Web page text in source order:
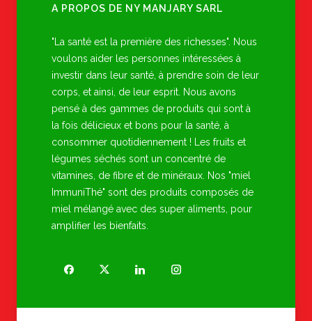
A PROPOS DE NY MANJARY SARL
"La santé est la première des richesses". Nous
voulons aider les personnes intéressées à
investir dans leur santé, à prendre soin de leur
corps, et ainsi, de leur esprit. Nous avons
pensé à des gammes de produits qui sont à
la fois délicieux et bons pour la santé, à
consommer quotidiennement ! Les fruits et
légumes séchés sont un concentré de
vitamines, de fibre et de minéraux. Nos "miel
ImmuniThé" sont des produits composés de
miel mélangé avec des super aliments, pour
amplifier les bienfaits.